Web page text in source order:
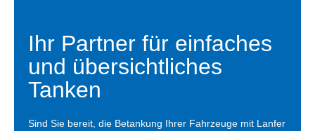
Tankkarten
für Ihren
und Ihre
Ihr Partner für einfaches
und übersichtliches
Tanken
Sind Sie bereit, die Betankung Ihrer Fahrzeuge mit Lanfer